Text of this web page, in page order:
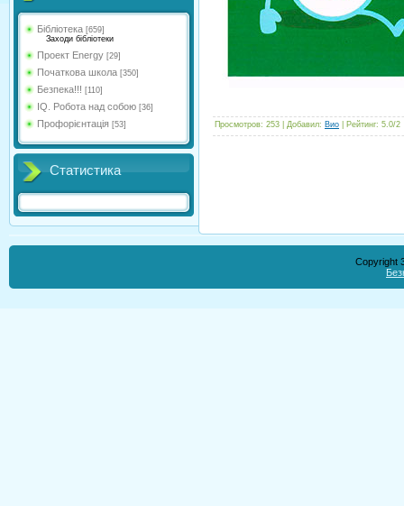
Бібліотека [659]
Заходи бібліотеки
Проект Energy [29]
Початкова школа [350]
Безпека!!! [110]
IQ. Робота над собою [36]
Профорієнтація [53]
Статистика
Просмотров: 253 Добавил: Вио Рейтинг: 5.0/2
Copyright